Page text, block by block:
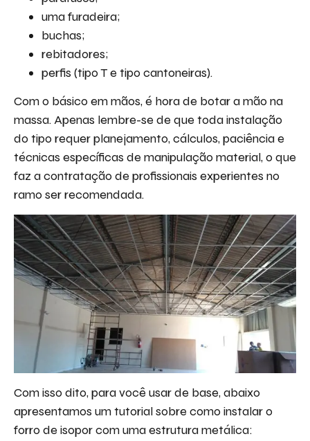
uma furadeira;
buchas;
rebitadores;
perfis (tipo T e tipo cantoneiras).
Com o básico em mãos, é hora de botar a mão na
massa. Apenas lembre-se de que toda instalação
do tipo requer planejamento, cálculos, paciência e
técnicas específicas de manipulação material, o que
faz a contratação de profissionais experientes no
ramo ser recomendada.
Com isso dito, para você usar de base, abaixo
apresentamos um tutorial sobre como instalar o
forro de isopor com uma estrutura metálica: